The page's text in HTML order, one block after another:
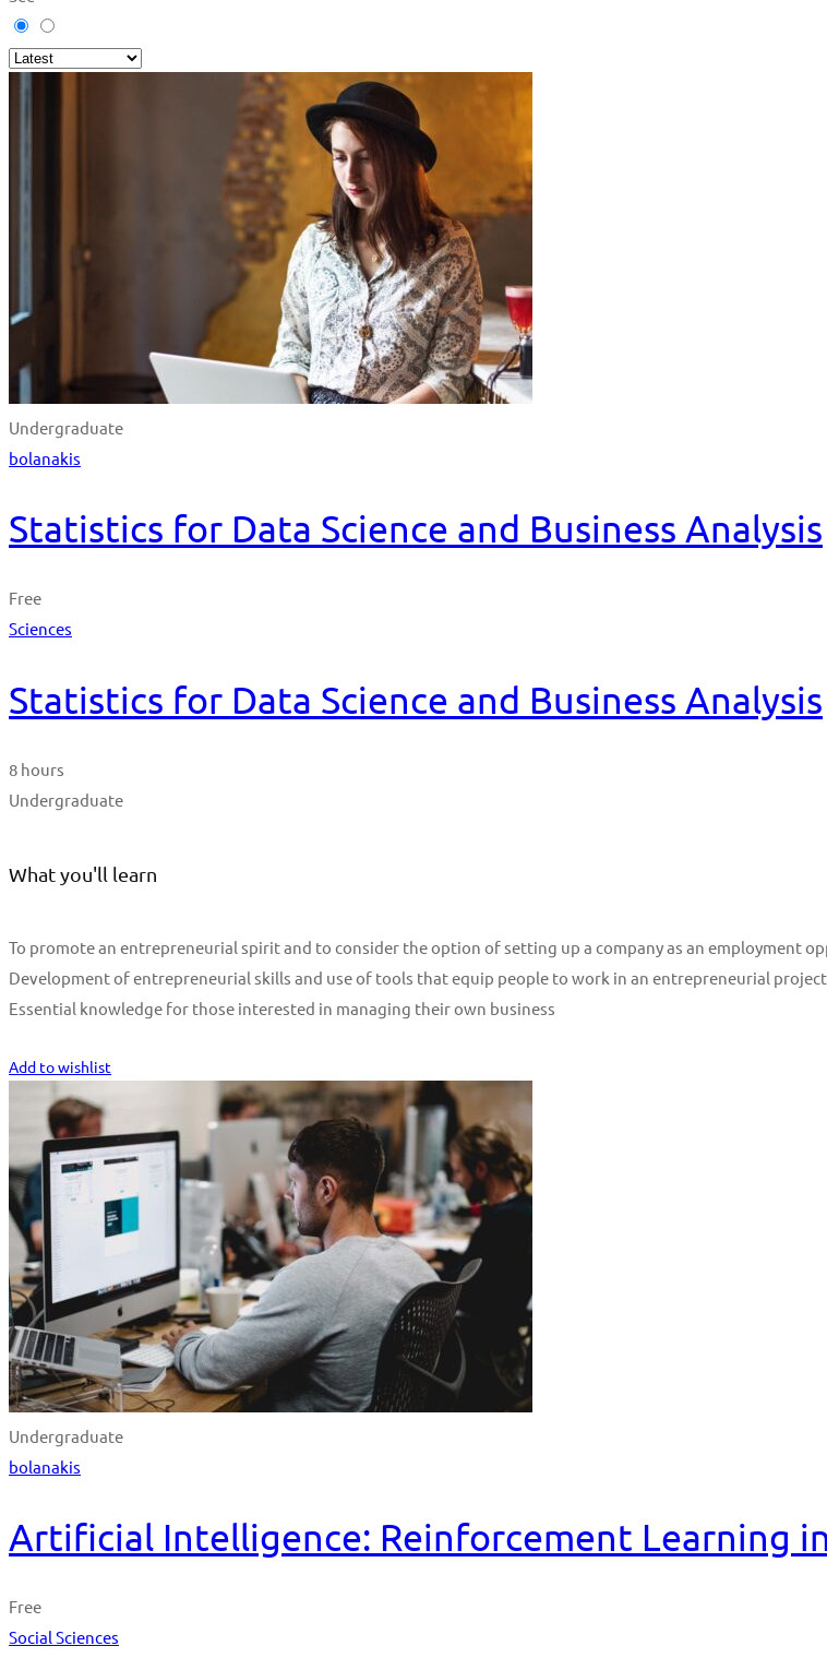
Undergraduate
bolanakis
Statistics for Data Science and Business Analysis
Free
Sciences
Statistics for Data Science and Business Analysis
8 hours
Undergraduate
What you'll learn
To promote an entrepreneurial spirit and to consider the option of setting up a company as an employment
Development of entrepreneurial skills and use of tools that equip people to work in an entrepreneurial project
Essential knowledge for those interested in managing their own business
Add to wishlist
Undergraduate
bolanakis
Artificial Intelligence: Reinforcement Learning
Free
Social Sciences